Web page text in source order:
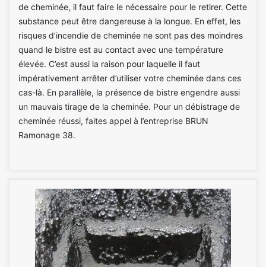
de cheminée, il faut faire le nécessaire pour le retirer. Cette
substance peut être dangereuse à la longue. En effet, les
risques d’incendie de cheminée ne sont pas des moindres
quand le bistre est au contact avec une température
élevée. C’est aussi la raison pour laquelle il faut
impérativement arrêter d’utiliser votre cheminée dans ces
cas-là. En parallèle, la présence de bistre engendre aussi
un mauvais tirage de la cheminée. Pour un débistrage de
cheminée réussi, faites appel à l’entreprise BRUN
Ramonage 38.